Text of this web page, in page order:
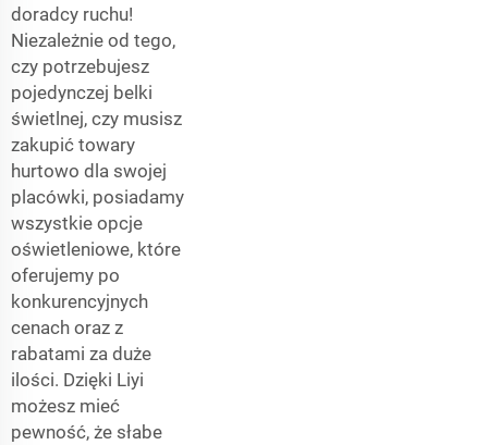
doradcy ruchu!
Niezależnie od tego,
czy potrzebujesz
pojedynczej belki
świetlnej, czy musisz
zakupić towary
hurtowo dla swojej
placówki, posiadamy
wszystkie opcje
oświetleniowe, które
oferujemy po
konkurencyjnych
cenach oraz z
rabatami za duże
ilości. Dzięki Liyi
możesz mieć
pewność, że słabe